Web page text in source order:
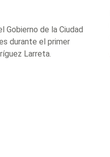
Gobierno de la Ciudad
durante el primer
Larreta.